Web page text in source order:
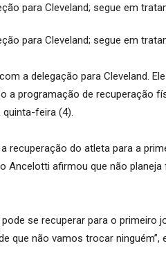
a delegação para Cleveland.
a programação de recuperação
feira (4).
recuperação do atleta para a
Ancelotti afirmou que não
se recuperar para o primeiro
que não vamos trocar